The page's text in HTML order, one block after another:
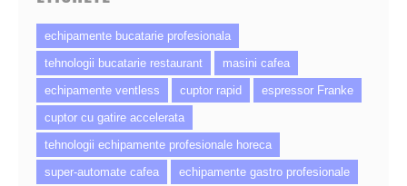
echipamente bucatarie profesionala
tehnologii bucatarie restaurant
masini cafea
echipamente ventless
cuptor rapid
espressor Franke
cuptor cu gatire accelerata
tehnologii echipamente profesionale horeca
super-automate cafea
echipamente gastro profesionale